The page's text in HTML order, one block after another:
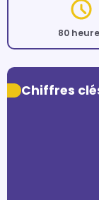
80
Chiffres